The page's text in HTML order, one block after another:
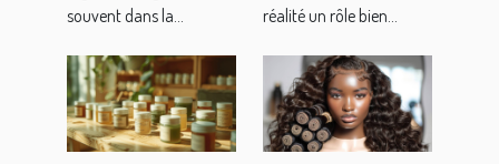
souvent dans la...
réalité un rôle bien...